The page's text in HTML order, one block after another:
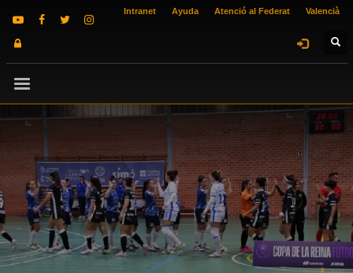
Intranet Ayuda Atenció al Federat Valencià